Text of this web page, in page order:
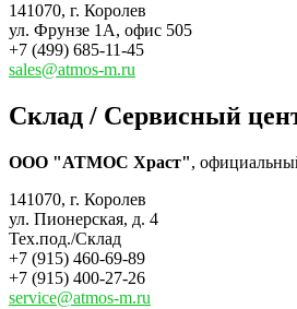
141070, г. Королев
ул. Фрунзе 1А, офис 505
+7 (499) 685-11-45
sales@atmos-m.ru
Склад / Сервисный
ООО "АТМОС Храст",
141070, г. Королев
ул. Пионерская, д. 4
Тех.под./Склад
+7 (915) 460-69-89
+7 (915) 400-27-26
service@atmos-m.ru